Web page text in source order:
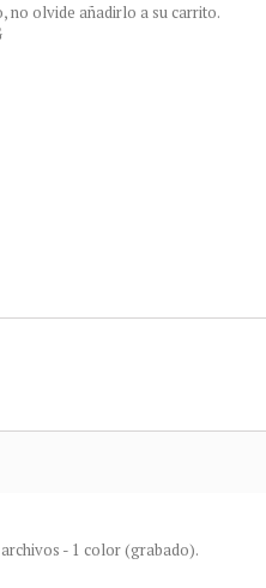
no olvide añadirlo a su carrito.
- 1 color (grabado).